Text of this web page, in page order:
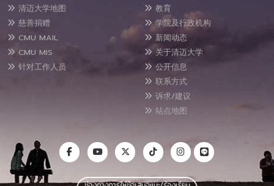
清迈大学地图
慈善捐赠
CMU MAIL
CMU MIS
针对工作人员
教育
学院及行政机构
新闻动态
关于清迈大学
公开信息
联系方式
诉求/建议
站点地图